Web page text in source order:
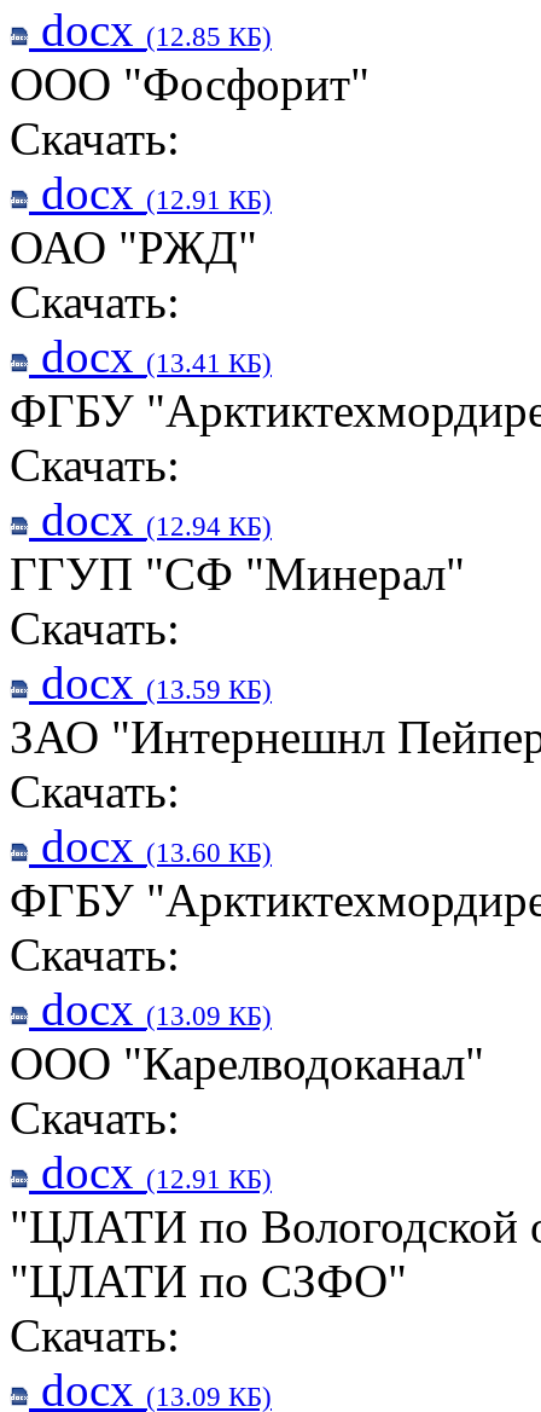
docx (12.85 КБ)
ООО "Фосфорит"
Скачать:
docx (12.91 КБ)
ОАО "РЖД"
Скачать:
docx (13.41 КБ)
ФГБУ
Скачать:
docx (12.94 КБ)
ГГУП "СФ "Минерал"
Скачать:
docx (13.59 КБ)
ЗАО "Интернешнл
Скачать:
docx (13.60 КБ)
ФГБУ
Скачать:
docx (13.09 КБ)
ООО "Карелводоканал"
Скачать:
docx (12.91 КБ)
"ЦЛАТИ по Вологодской
"ЦЛАТИ по СЗФО"
Скачать:
docx (13.09 КБ)